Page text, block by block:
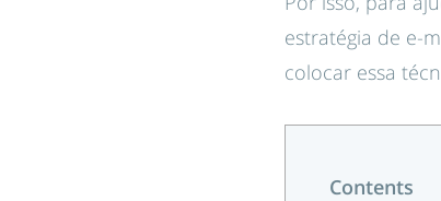
estratégia de e-
colocar essa
Contents